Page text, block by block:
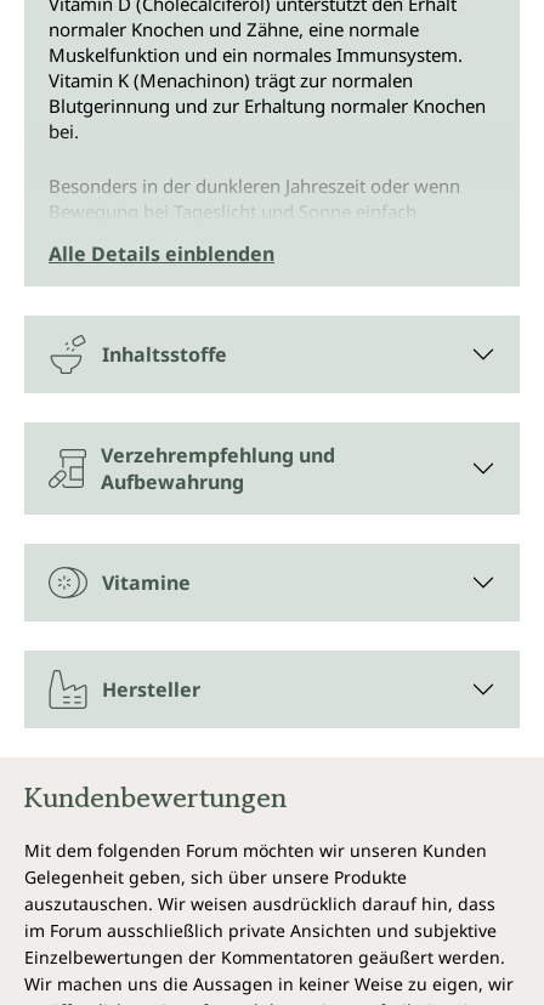
normaler Knochen und Zähne, eine normale
Muskelfunktion und ein normales Immunsystem.
Vitamin K (Menachinon) trägt zur normalen
Blutgerinnung und zur Erhaltung normaler Knochen
bei.
Besonders in der dunkleren Jahreszeit oder wenn
Bewegung bei Tageslicht und Sonne einfach
oder bei anderen Einschränkungen) nicht möglich ist,
kann eine Ergänzung der Nahrung mit Vitamin D3
hilfreich sein. Denn Vitamin D kann sich im Körper
nur mit ausreichend Sonnenlicht bilden.
Das Vitamin D für die Vitamin D3/K2 Tabletten von
Unimedica wird durch Schafswolle gewonnen. Die
Vitamin D3/K2 Tabletten von Unimedica sind
hervorragend als Nahrungsergänzung bei
vegetarischer Ernährung geeignet.
K2 in „trans-Form"
Vitamin D3/K2 Tabletten von Unimedica sind
besonders hochwertig und effektiv. Denn der
verwendete Markenrohstoff K2VITAL® MK7 All-trans
von Kappa enthält K2 in der wirksamsten,
hochwertigen trans-Form (statt der cis-Form) des
MK-7. Hinter der Abkürzung MK verbirgt sich der
Tabletten = 45 g.
Ohne folgende Zusatzstoffe
Vitamin D3/K2 Tabletten von Unimedica sind,
entsprechend gesetzlicher Vorgaben, frei
Alle Details einblenden
Inhaltsstoffe
Verzehrempfehlung und
Aufbewahrung
Vitamine
Hersteller
Kundenbewertungen
Mit dem folgenden Forum möchten wir unseren Kunden
Gelegenheit geben, sich über unsere Produkte
auszutauschen. Wir weisen ausdrücklich darauf hin, dass
im Forum ausschließlich private Ansichten und subjektive
Einzelbewertungen der Kommentatoren geäußert werden.
Wir machen uns die Aussagen in keiner Weise zu eigen, wir